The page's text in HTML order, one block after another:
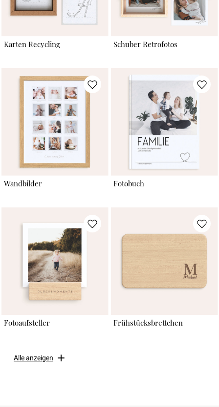
Karten Recycling Schuber Retrofotos
Wandbilder Fotobuch
Fotoaufsteller Frühstücksbrettchen
Alle anzeigen